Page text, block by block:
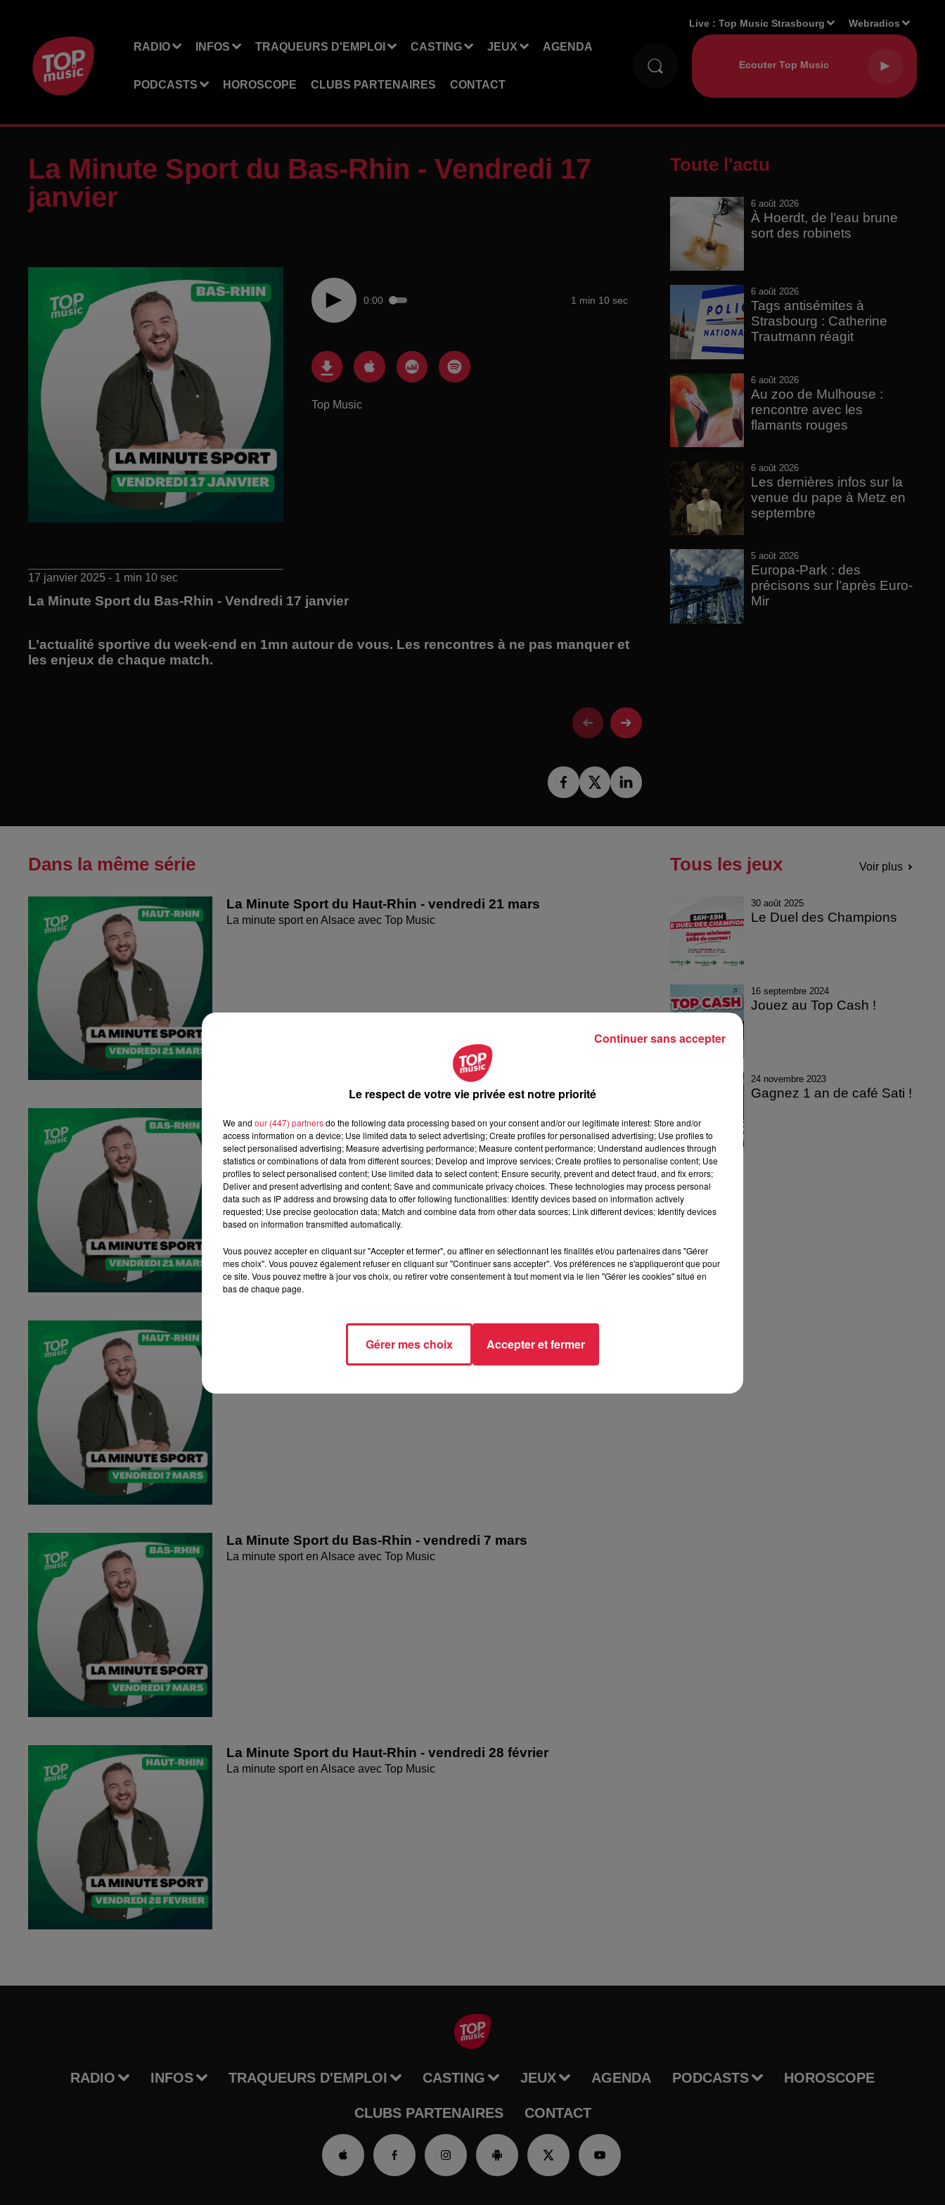
RADIO INFOS TRAQUEURS D'EMPLOI CASTING JEUX AGENDA
PODCASTS HOROSCOPE CLUBS PARTENAIRES CONTACT
Live :Top Music Strasbourg Webradios
La Minute Sport du Bas-Rhin - Vendredi 17
janvier
0:00 1 min 10 sec
Top Music
17 janvier 2025 - 1 min 10 sec
La Minute Sport du Bas-Rhin - Vendredi 17 janvier
L’actualité sportive du week-end en 1mn autour de vous. Les rencontres à ne pas manquer et
les enjeux de chaque match.
Toute l'actu
6 août 2026
À Hoerdt, de l’eau brune
sort des robinets
6 août 2026
Tags antisémites à
Strasbourg : Catherine
Trautmann réagit
6 août 2026
Au zoo de Mulhouse :
rencontre avec les
flamants rouges
6 août 2026
Les dernières infos sur la
venue du pape à Metz en
septembre
5 août 2026
Europa-Park : des
précisons sur l’après Euro-
Mir
Dans la même série
La Minute Sport du Haut-Rhin - vendredi 21 mars
La minute sport en Alsace avec Top Music
La minute sport en Alsace avec Top Music
La Minute Sport du Haut-Rhin - vendredi 7 mars
La minute sport en Alsace avec Top Music
La Minute Sport du Bas-Rhin - vendredi 7 mars
La minute sport en Alsace avec Top Music
La Minute Sport du Haut-Rhin - vendredi 28 février
La minute sport en Alsace avec Top Music
Tous les jeux Voir plus
30 août 2025
Le Duel des Champions
16 septembre 2024
Jouez au Top Cash !
24 novembre 2023
Gagnez 1 an de café Sati !
RADIO INFOS TRAQUEURS D'EMPLOI CASTING JEUX AGENDA PODCASTS HOROSCOPE
CLUBS PARTENAIRES CONTACT
Le respect de votre vie privée est notre priorité
We and our (447) partnersdo the following data processing based on your consent and/or our legitimate interest: Store and/or
access information on a device; Use limited data to select advertising; Create profiles for personalised advertising; Use profiles to
select personalised advertising; Measure advertising performance; Measure content performance; Understand audiences through
statistics or combinations of data from different sources; Develop and improve services; Create profiles to personalise content; Use
profiles to select personalised content; Use limited data to select content; Ensure security, prevent and detect fraud, and fix errors;
Deliver and present advertising and content; Save and communicate privacy choices. These technologies may process personal
data such as IP address and browsing data to offer following functionalities: Identify devices based on information actively
requested; Use precise geolocation data; Match and combine data from other data sources; Link different devices; Identify devices
based on information transmitted automatically.
Vous pouvez accepter en cliquant sur "Accepter et fermer", ou affiner en sélectionnant les finalités et/ou partenaires dans "Gérer
mes choix". Vous pouvez également refuser en cliquant sur "Continuer sans accepter". Vos préférences ne s'appliqueront que pour
ce site. Vous pouvez mettre à jour vos choix, ou retirer votre consentement à tout moment via le lien "Gérer les cookies" situé en
bas de chaque page.
Gérer mes choix Accepter et fermer
Continuer sans accepter